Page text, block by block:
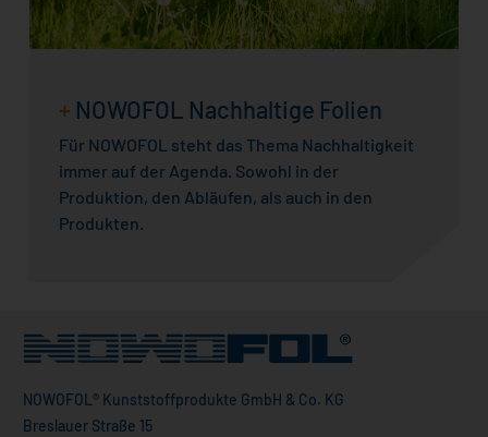
+ NOWOFOL Nachhaltige Folien
Für NOWOFOL steht das Thema Nachhaltigkeit
immer auf der Agenda. Sowohl in der
Produktion, den Abläufen, als auch in den
Produkten.
NOWOFOL® Kunststoffprodukte GmbH & Co. KG
Breslauer Straße 15